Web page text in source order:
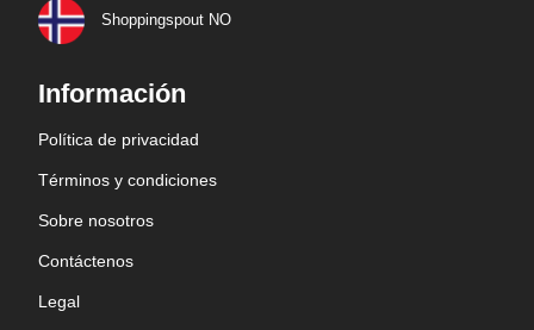
Shoppingspout NO
Información
Política de privacidad
Términos y condiciones
Sobre nosotros
Contáctenos
Legal